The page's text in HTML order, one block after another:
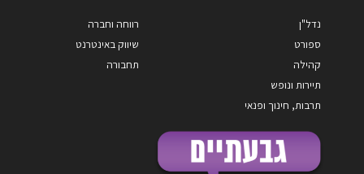
נדל"ן
ספורט
קהילה
תיירות ונופש
תרבות, חינוך ופנאי
רווחה וחברה
שיווק באינטרנט
תחבורה